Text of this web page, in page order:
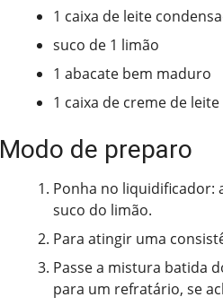
1 caixa de leite
suco de 1 limão
1 abacate bem maduro
1 caixa de creme de leite
Modo de preparo
Ponha no liquidificador:
suco do limão.
Para atingir uma
Passe a mistura batida
para um refratário, se